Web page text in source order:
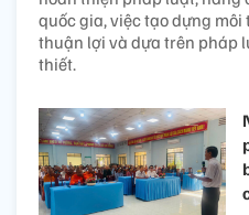
quốc gia, việc tạo dựng
thuận lợi và dựa trên pháp
thiết.